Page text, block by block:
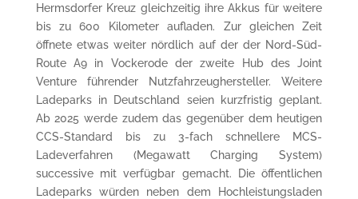
Hermsdorfer Kreuz gleichzeitig ihre Akkus für weitere
bis zu 600 Kilometer aufladen. Zur gleichen Zeit
öffnete etwas weiter nördlich auf der der Nord-Süd-
Route A9 in Vockerode der zweite Hub des Joint
Venture führender Nutzfahrzeughersteller. Weitere
Ladeparks in Deutschland seien kurzfristig geplant.
Ab 2025 werde zudem das gegenüber dem heutigen
CCS-Standard bis zu 3-fach schnellere MCS-
Ladeverfahren (Megawatt Charging System)
successive mit verfügbar gemacht. Die öffentlichen
Ladeparks würden neben dem Hochleistungsladen